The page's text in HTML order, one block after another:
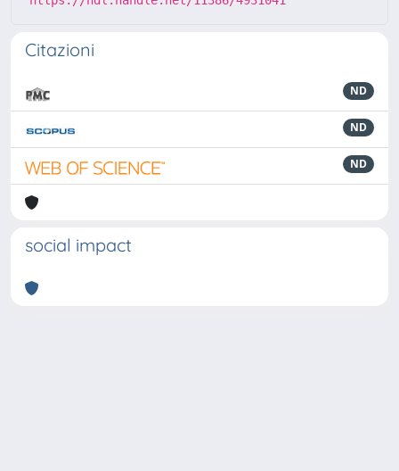
Citazioni
ND
ND
ND
social impact